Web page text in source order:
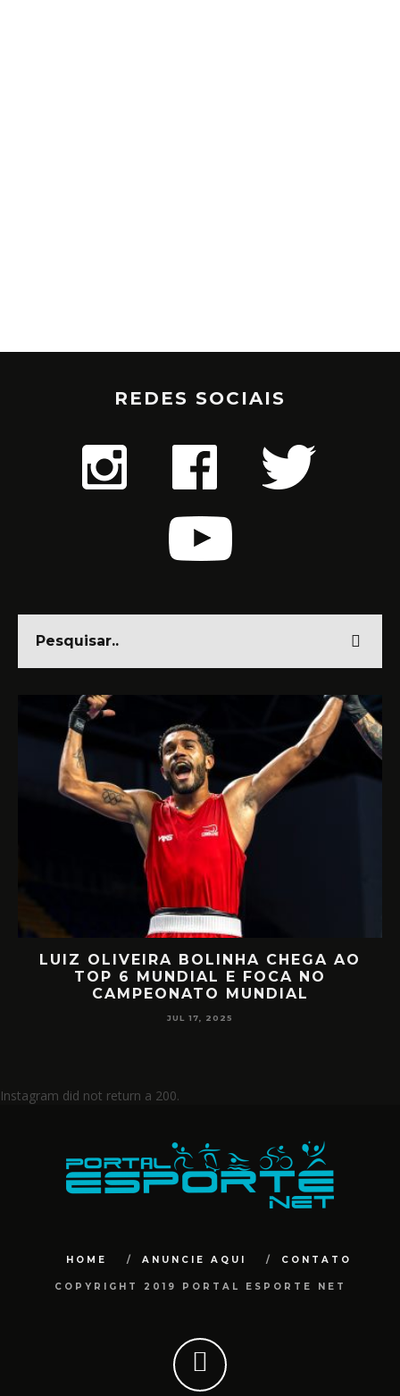
REDES SOCIAIS
LUIZ OLIVEIRA BOLINHA CHEGA AO
TOP 6 MUNDIAL E FOCA NO
CAMPEONATO MUNDIAL
JUL 17, 2025
Instagram did not return a 200.
HOME ANUNCIE AQUI CONTATO
COPYRIGHT 2019 PORTAL ESPORTE NET